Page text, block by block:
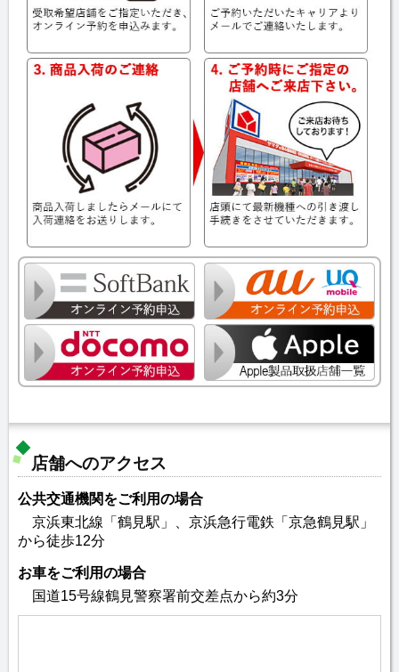
店舗へのアクセス
公共交通機関をご利用の場合
京浜東北線「鶴見駅」、京浜急行電鉄「京急鶴見駅」
から徒歩12分
お車をご利用の場合
国道15号線鶴見警察署前交差点から約3分